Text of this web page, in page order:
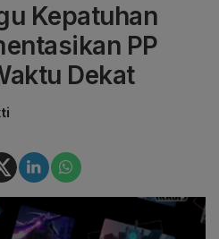
Kepatuhan
PP
Dekat